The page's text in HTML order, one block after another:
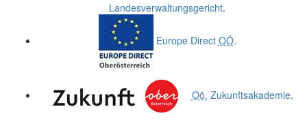
Landesverwaltungsgericht.
Europe Direct OÖ.
Oö. Zukunftsakademie.